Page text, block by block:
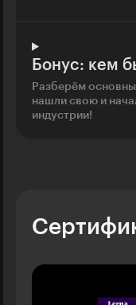
Бонус: кем
Разберём
нашли свою и
индустрии!